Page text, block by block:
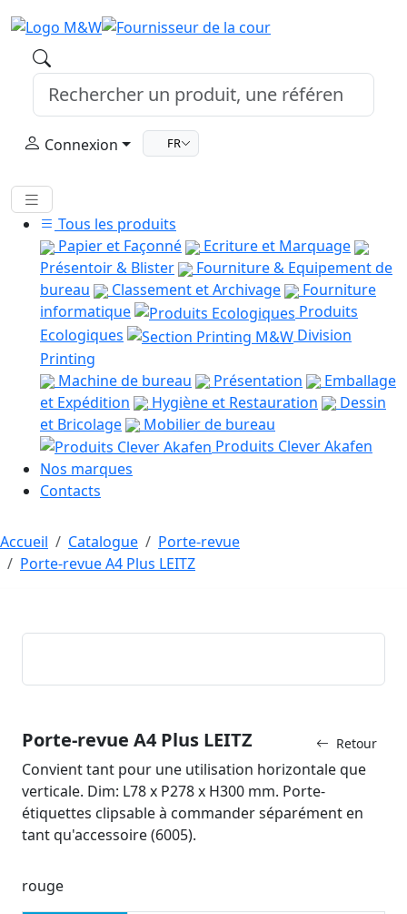
Connexion FR
Tous les produits
Papier et Façonné
Ecriture et Marquage
Présentoir & Blister
Fourniture & Equipement de
bureau
Classement et Archivage
Fourniture
informatique
Produits
Ecologiques
Division
Printing
Machine de bureau
Présentation
Emballage
et Expédition
Hygiène et Restauration
Dessin
et Bricolage
Mobilier de bureau
Produits Clever Akafen
Nos marques
Contacts
Accueil Catalogue
Porte-revue
Porte-revue A4 Plus LEITZ
Retour
Porte-revue A4 Plus LEITZ
Convient tant pour une utilisation horizontale que
verticale. Dim: L78 x P278 x H300 mm. Porte-
étiquettes clipsable à commander séparément en
tant qu'accessoire (6005).
rouge